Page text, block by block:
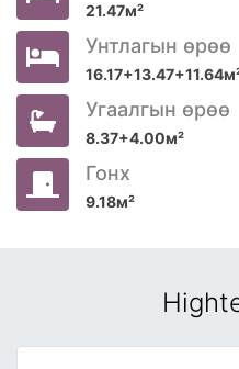
21.47м²
Унтлагын өрөө
Угаалгын өрөө
8.37+4.00м²
Гонх
9.18м²